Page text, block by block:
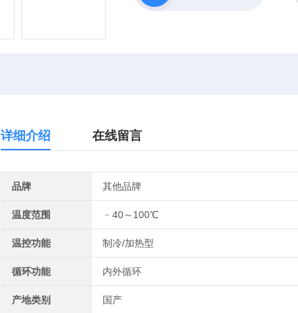
详细介绍 在线留言
品牌 其他品牌
温度范围 ﹣40～100℃
温控功能 制冷/加热型
循环功能 内外循环
产地类别 国产